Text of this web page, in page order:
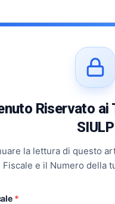
Riservato ai
SIULP
la lettura di questo
Fiscale e il Numero della
*